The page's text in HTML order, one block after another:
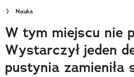
Wielki Konkurs Fotograficzny
Trendbook Podróżniczy
Polecane
Nauka
W tym miejscu nie
Wystarczył jeden
pustynia zamieniła